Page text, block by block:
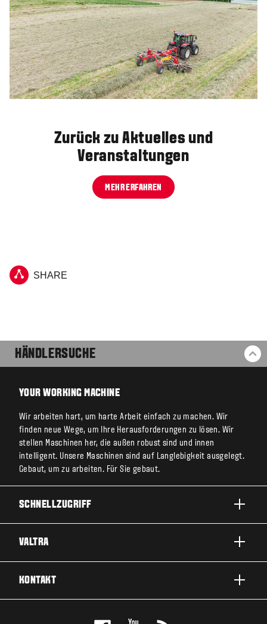
Zurück zu Aktuelles und
Veranstaltungen
MEHR ERFAHREN
SHARE
HÄNDLERSUCHE
YOUR WORKING MACHINE
Wir arbeiten hart, um harte Arbeit einfach zu machen. Wir
finden neue Wege, um Ihre Herausforderungen zu lösen. Wir
stellen Maschinen her, die außen robust sind und innen
intelligent. Unsere Maschinen sind auf Langlebigkeit ausgelegt.
Gebaut, um zu arbeiten. Für Sie gebaut.
SCHNELLZUGRIFF
SERVICE & REPARATUR
VALTRA
KONTAKT